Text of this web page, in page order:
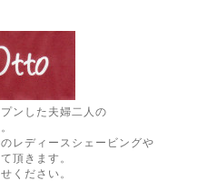
ンした夫婦二人の
レディースシェービングや
頂きます。
ください。